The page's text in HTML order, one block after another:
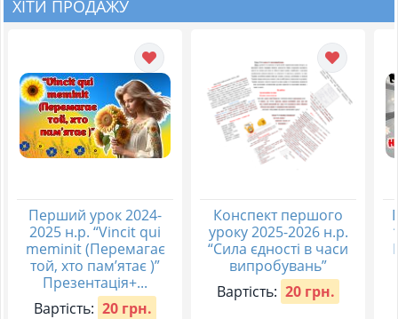
ХІТИ ПРОДАЖУ
Перший урок 2024-
2025 н.р. “Vincit qui
meminit (Перемагає
той, хто пам’ятає )”
Презентація+...
Вартість: 20 грн.
Конспект першого
уроку 2025-2026 н.р.
“Сила єдності в часи
випробувань”
Вартість: 20 грн.